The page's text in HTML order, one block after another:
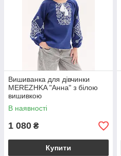
Вишиванка для дівчинки
MEREZHKA "Анна" з білою
вишивкою
В наявності
1 080 ₴
Купити